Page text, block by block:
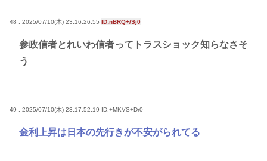
48 : 2025/07/10(木) 23:16:26.55 ID:nBRQ+/Sj0
参政信者とれいわ信者ってトラスショック知らなさそ
う
49 : 2025/07/10(木) 23:17:52.19 ID:+MKVS+Dr0
金利上昇は日本の先行きが不安がられてる